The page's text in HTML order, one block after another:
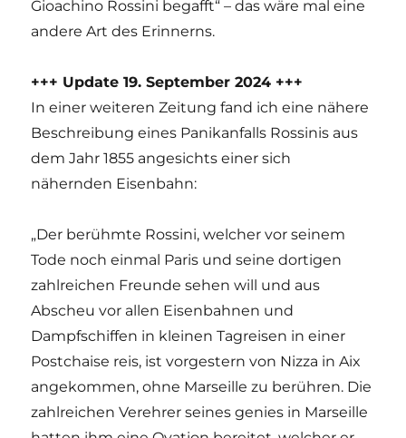
Gioachino Rossini begafft“ – das wäre mal eine
andere Art des Erinnerns.
+++ Update 19. September 2024 +++
In einer weiteren Zeitung fand ich eine nähere
Beschreibung eines Panikanfalls Rossinis aus
dem Jahr 1855 angesichts einer sich
nähernden Eisenbahn:
„Der berühmte Rossini, welcher vor seinem
Tode noch einmal Paris und seine dortigen
zahlreichen Freunde sehen will und aus
Abscheu vor allen Eisenbahnen und
Dampfschiffen in kleinen Tagreisen in einer
Postchaise reis, ist vorgestern von Nizza in Aix
angekommen, ohne Marseille zu berühren. Die
zahlreichen Verehrer seines genies in Marseille